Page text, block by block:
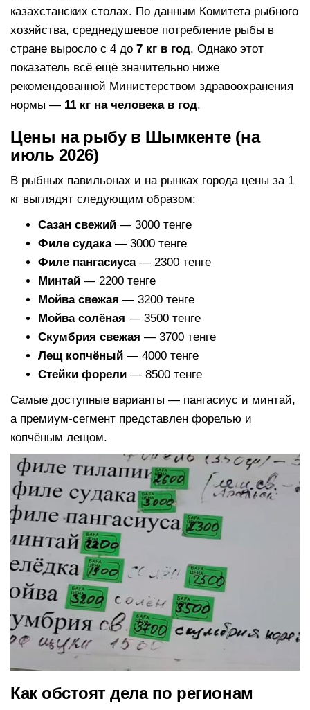
казахстанских столах. По данным Комитета рыбного
хозяйства, среднедушевое потребление рыбы в
стране выросло с 4 до 7 кг в год. Однако этот
показатель всё ещё значительно ниже
рекомендованной Министерством здравоохранения
нормы — 11 кг на человека в год.
Цены на рыбу в Шымкенте (на
июль 2026)
В рыбных павильонах и на рынках города цены за 1
кг выглядят следующим образом:
Сазан свежий — 3000 тенге
Филе судака— 3000 тенге
Филе пангасиуса— 2300 тенге
Минтай — 2200 тенге
Мойва свежая — 3200 тенге
Мойва солёная — 3500 тенге
Скумбрия свежая — 3700 тенге
Лещ копчёный — 4000 тенге
Стейки форели — 8500 тенге
Самые доступные варианты — пангасиус и минтай,
а премиум-сегмент представлен форелью и
копчёным лещом.
Как обстоят дела по регионам